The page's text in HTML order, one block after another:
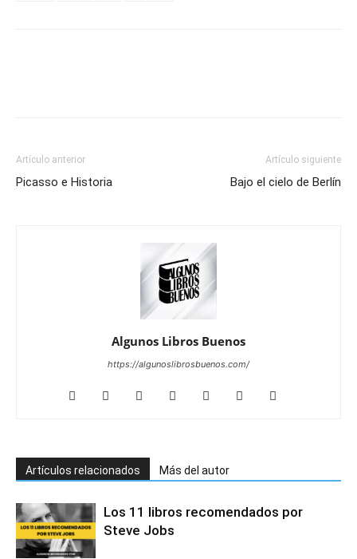
Artículo anterior
Picasso e Historia
Artículo siguiente
Bajo el cielo de Berlín
Algunos Libros Buenos
https://algunoslibrosbuenos.com/
Artículos relacionados Más del autor
Los 11 libros recomendados por
Steve Jobs